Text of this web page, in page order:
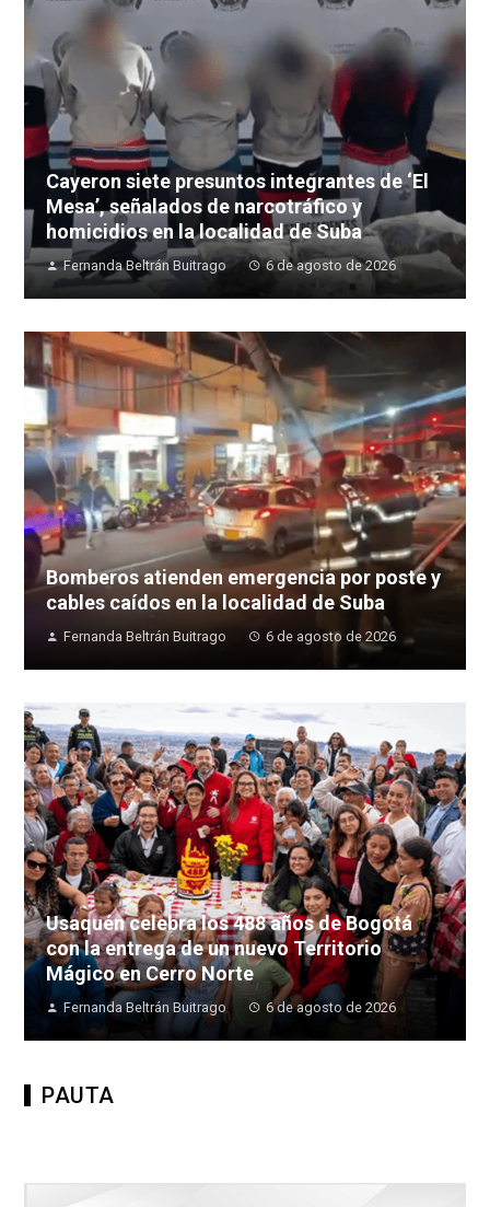
Cayeron siete presuntos integrantes de ‘El
Mesa’, señalados de narcotráfico y
homicidios en la localidad de Suba
Fernanda Beltrán Buitrago 6 de agosto de 2026
Bomberos atienden emergencia por poste y
cables caídos en la localidad de Suba
Fernanda Beltrán Buitrago 6 de agosto de 2026
Usaquén celebra los 488 años de Bogotá
con la entrega de un nuevo Territorio
Mágico en Cerro Norte
Fernanda Beltrán Buitrago 6 de agosto de 2026
PAUTA